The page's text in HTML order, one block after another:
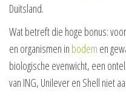
Duitsland.
Wat betreft die hoge bonus:
en organismen in bodem en
biologische evenwicht, een
van ING, Unilever en Shell niet